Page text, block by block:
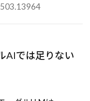
AIでは足りない